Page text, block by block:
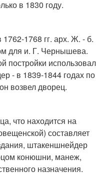
в 1830 году.
1762-1768 гг. арх. Ж. - б.
для и. Г. Чернышева.
постройки использовал
- в 1839-1844 годах по
возвел дворец.
что находится на
составляет
штакеншнейдер
конюшни, манеж,
назначения.